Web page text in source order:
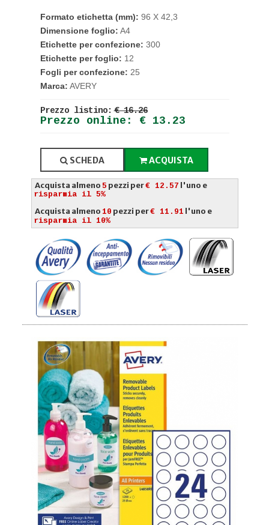
Formato etichetta (mm): 96 X 42,3
Dimensione foglio: A4
Etichette per confezione: 300
Etichette per foglio: 12
Fogli per confezione: 25
Marca: AVERY
Prezzo listino: € 16.26
Prezzo online: € 13.23
SCHEDA ACQUISTA
Acquista almeno 5 pezzi per€ 12.57 l'uno e
risparmia il 5%
Acquista almeno 10 pezzi per€ 11.91 l'uno e
risparmia il 10%